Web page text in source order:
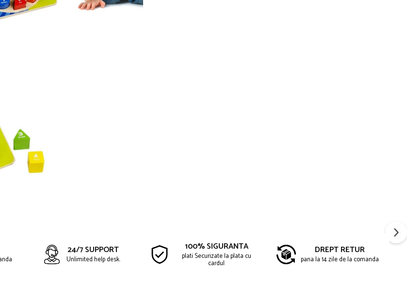
24/7 SUPPORT
Unlimited help desk.
100% SIGURANTA
plati Securizate la plata cu
cardul
DREPT RETUR
pana la 14 zile de la comanda